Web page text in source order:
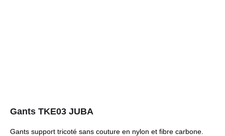
Gants TKE03 JUBA
Gants support tricoté sans couture en nylon et fibre carbone.